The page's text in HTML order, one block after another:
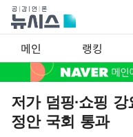
메인 랭킹
저가 덤핑·쇼핑
정안 국회 통과